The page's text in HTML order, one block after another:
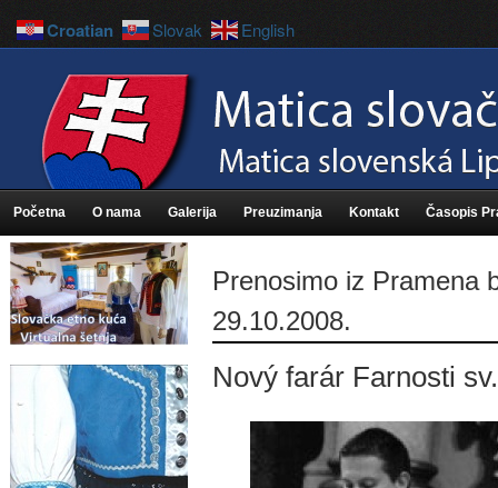
Početna O nama Galerija Preuzimanja Kontakt Časopis
Prenosimo iz Pramena
29.10.2008.
Nový farár Farnosti
Croatian Slovak English